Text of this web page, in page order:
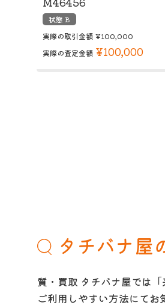
状態 B
実際の取引金額 ¥100,000
実際の査定金額 ¥100,000
タチバナ屋
質・買取 タチバナ屋では
ご利用しやすい方法にてお